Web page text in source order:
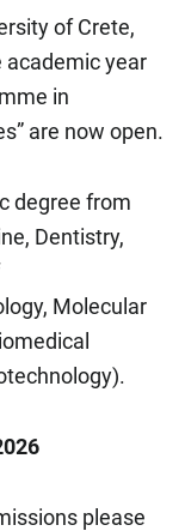
of Crete,
academic year
in
are now open.
degree from
Dentistry,
Molecular
please